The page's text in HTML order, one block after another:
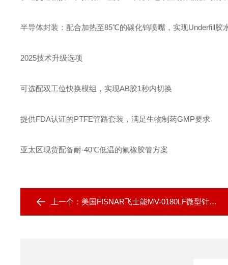
半导体封装‌：配合加热至85℃的碳化钨喷嘴，实现Underfill胶
2025技术升级选项‌
可选配双工位快换模组，实现AB胶1秒内切换
提供FDA认证的PTFE管路套装，满足生物制药GMP要求
亚太区现货配备耐-40℃低温的氟橡胶管方案
上一个： 美国FISNAR飞士能MV-0180LF微型针头点胶阀